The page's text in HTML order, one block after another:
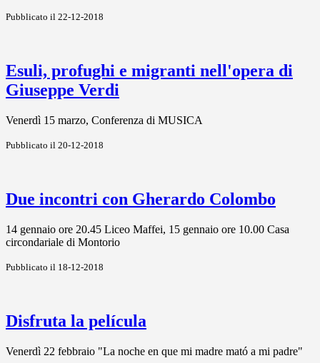
Pubblicato il 22-12-2018
Esuli, profughi e migranti nell'opera di
Giuseppe Verdi
Venerdì 15 marzo, Conferenza di MUSICA
Pubblicato il 20-12-2018
Due incontri con Gherardo Colombo
14 gennaio ore 20.45 Liceo Maffei, 15 gennaio ore 10.00 Casa
circondariale di Montorio
Pubblicato il 18-12-2018
Disfruta la película
Venerdì 22 febbraio "La noche en que mi madre mató a mi padre"